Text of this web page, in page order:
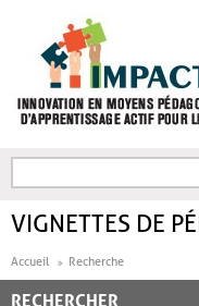
FORMULAIRE DE
VIGNETTES DE
Accueil Recherche
RECHERCHER